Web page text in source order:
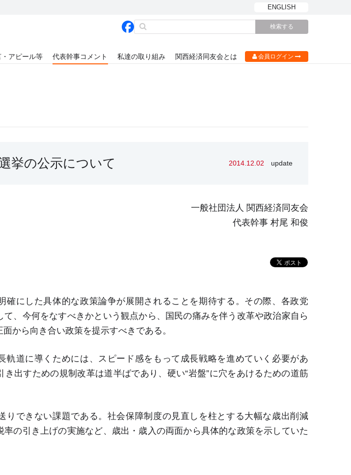
ENGLISH
会員ログイン
・アピール等 代表幹事コメント 私達の取り組み 関西経済同友会とは
挙の公示について 2014.12.02 update
一般社団法人 関西経済同友会
代表幹事 村尾 和俊
確にした具体的な政策論争が展開されることを期待する。その際、各政党
て、今何をなすべきかという観点から、国民の痛みを伴う改革や政治家自ら
から向き合い政策を提示すべきである。
軌道に導くためには、スピード感をもって成長戦略を進めていく必要があ
き出すための規制改革は道半ばであり、硬い“岩盤”に穴をあけるための道筋
りできない課題である。社会保障制度の見直しを柱とする大幅な歳出削減
率の引き上げの実施など、歳出・歳入の両面から具体的な政策を示していた